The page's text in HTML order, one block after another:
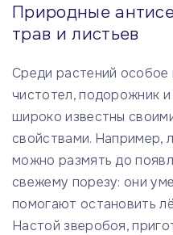
Природные
трав и листьев
Среди растений
чистотел, подорожник
широко известны
свойствами. Например,
можно размять до
свежему порезу: они
помогают остановить
Настой зверобоя,